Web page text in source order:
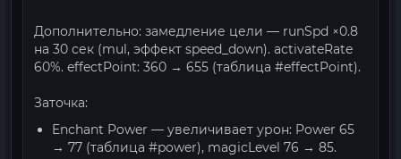
Дополнительно: замедление цели — runSpd ×0.8
на 30 сек (mul, эффект speed_down). activateRate
60%. effectPoint: 360 → 655 (таблица #effectPoint).
Заточка:
Enchant Power — увеличивает урон: Power 65
→ 77 (таблица #power), magicLevel 76 → 85.